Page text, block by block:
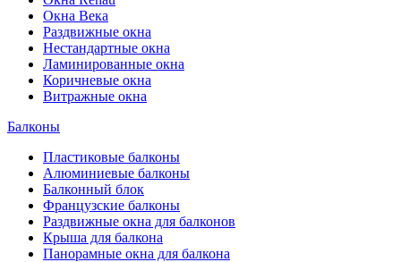
Окна Века
Раздвижные окна
Нестандартные окна
Ламинированные окна
Коричневые окна
Витражные окна
Балконы
Пластиковые балконы
Алюминиевые балконы
Балконный блок
Французские балконы
Раздвижные окна для балконов
Крыша для балкона
Панорамные окна для балкона